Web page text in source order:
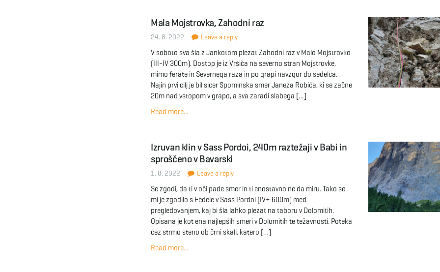
Mala Mojstrovka, Zahodni raz
24. 8. 2022 Leave a reply
V soboto sva šla z Jankotom plezat Zahodni raz v Malo Mojstrovko
(III-IV 300m). Dostop je iz Vršiča na severno stran Mojstrovke,
mimo ferate in Severnega raza in po grapi navzgor do sedelca.
Najin prvi cilj je bil sicer Spominska smer Janeza Robiča, ki se začne
20m nad vstopom v grapo, a sva zaradi slabega […]
Read more...
Izruvan klin v Sass Pordoi, 240m raztežaji v Babi in
sproščeno v Bavarski
1. 8. 2022 Leave a reply
Se zgodi, da ti v oči pade smer in ti enostavno ne da miru. Tako se
mi je zgodilo s Fedele v Sass Pordoi (IV+ 600m) med
pregledovanjem, kaj bi šla lahko plezat na taboru v Dolomitih.
Opisana je kot ena najlepših smeri v Dolomitih te težavnosti. Poteka
čez strmo steno ob črni skali, katero […]
Read more...